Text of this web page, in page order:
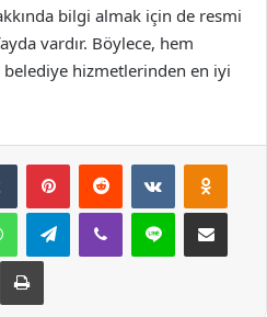
bilgi almak için de resmi
vardır. Böylece, hem
hizmetlerinden en iyi
Tumblr PinterestReddit VKontakte
WhatsAppTelegramViber Line E-Posta ile
Yazdır